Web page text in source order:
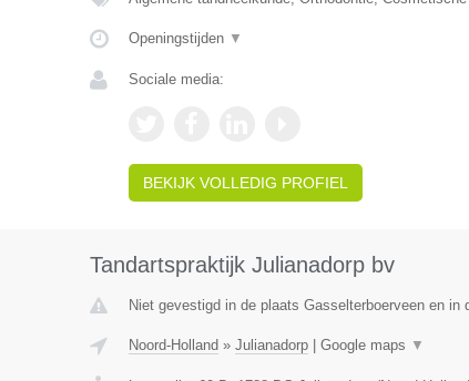
Openingstijden ▼
Sociale media:
BEKIJK VOLLEDIG PROFIEL
Tandartspraktijk Julianadorp bv
Niet gevestigd in de plaats Gasselterboerveen en in
Noord-Holland » Julianadorp| Google maps ▼